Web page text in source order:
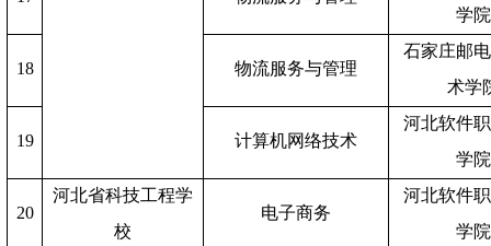
学院
18 物流服务与管理
石家庄邮
术学
19 计算机网络技术
河北软件
学院
20
河北省科技工程学
校
电子商务
河北软件
学院